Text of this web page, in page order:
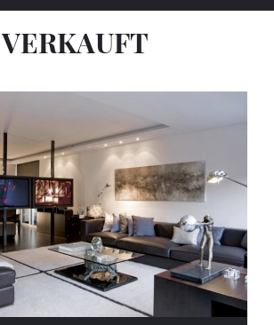
VERKAUFT